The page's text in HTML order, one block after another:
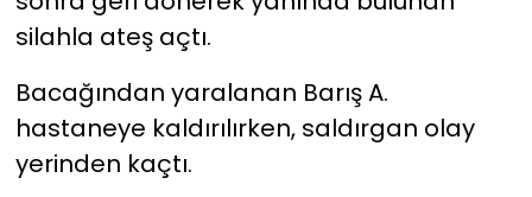
silahla ateş açtı.
Bacağından yaralanan Barış A.
hastaneye kaldırılırken, saldırgan olay
yerinden kaçtı.